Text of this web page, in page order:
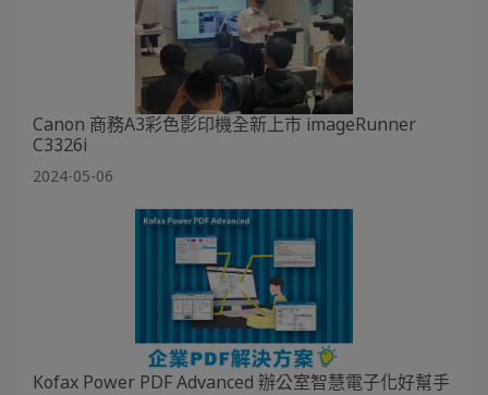
Canon 商務A3彩色影印機全新上市 imageRunner
C3326i
2024-05-06
Kofax Power PDF Advanced 辦公室智慧電子化好幫手